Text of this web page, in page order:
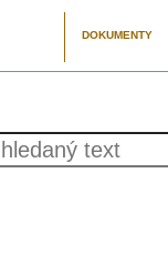
DOKUMENTY